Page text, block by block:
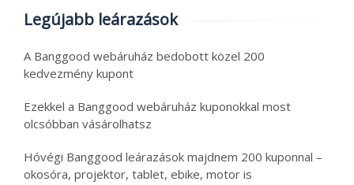
Legújabb leárazások
A Banggood webáruház bedobott közel 200
kedvezmény kupont
Ezekkel a Banggood webáruház kuponokkal most
olcsóbban vásárolhatsz
Hóvégi Banggood leárazások majdnem 200 kuponnal –
okosóra, projektor, tablet, ebike, motor is